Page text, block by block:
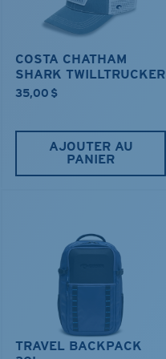
COSTA CHATHAM
SHARK TWILLTRUCKER
35,00 $
AJOUTER AU
PANIER
TRAVEL BACKPACK